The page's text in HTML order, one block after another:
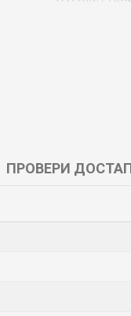
ПРОВЕРИ